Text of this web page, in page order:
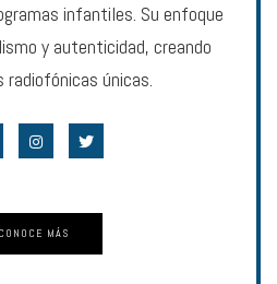
infantiles. Su enfoque
y autenticidad, creando
radiofónicas únicas.
CONOCE MÁS